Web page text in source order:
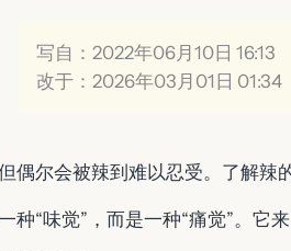
写自：2022年06月10日 16:13
改于：2026年03月01日 01:34
偶尔会被辣到难以忍受。了解辣
种“味觉”，而是一种“痛觉”。它